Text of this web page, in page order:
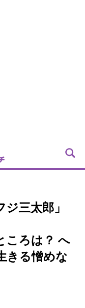
三太郎」
ころは？ へ
きる憎めな